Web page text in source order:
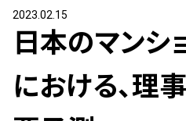
2023.02.15
日本のマンシ
における、理
管理組合運営
メルの理事会アドバイザー »
メルのプロ理事長 »